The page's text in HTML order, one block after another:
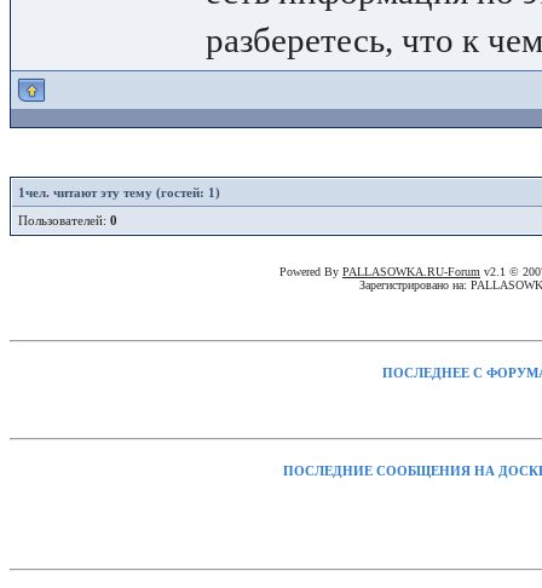
разберетесь, что к
1чел. читают эту тему (гостей: 1)
Пользователей: 0
Powered By PALLASOWKA.RU-Forum v2.1 ©
Зарегистрировано на:
ПОСЛЕДНЕЕ С
ПОСЛЕДНИЕ СООБЩЕНИЯ НА